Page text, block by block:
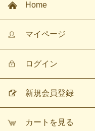
Home
マイページ
ログイン
新規会員登録
カートを見る